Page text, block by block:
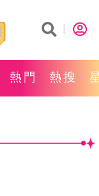
熱門 熱搜